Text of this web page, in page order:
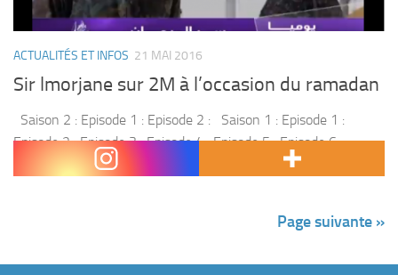
ACTUALITÉS ET INFOS 21 MAI 2016
Sir lmorjane sur 2M à l’occasion du ramadan
Saison 2 : Episode 1 : Episode 2 : Saison 1 : Episode 1 :
Episode 2 : Episode 3 : Episode 4 : Episode 5 : Episode 6 :
Episode 7...
Page suivante »